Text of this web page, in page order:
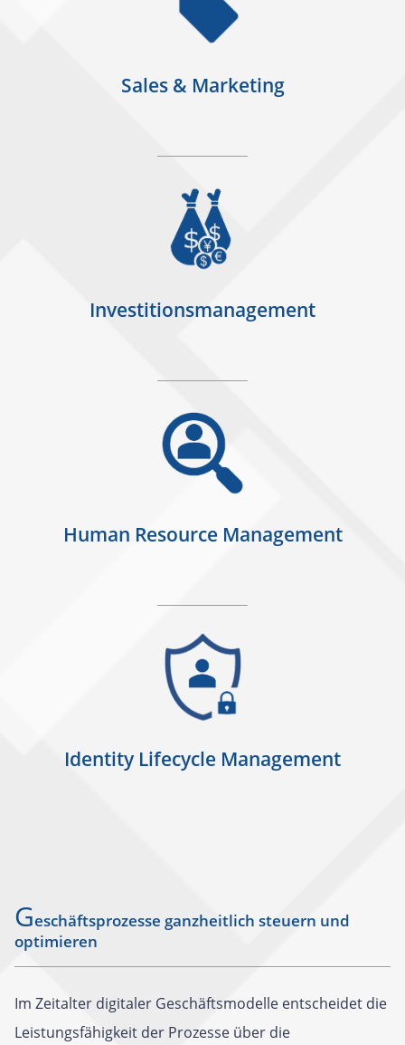
Sales & Marketing
Investitionsmanagement
Human Resource Management
Identity Lifecycle Management
Geschäftsprozesse ganzheitlich steuern und
optimieren
Im Zeitalter digitaler Geschäftsmodelle entscheidet die
Leistungsfähigkeit der Prozesse über die